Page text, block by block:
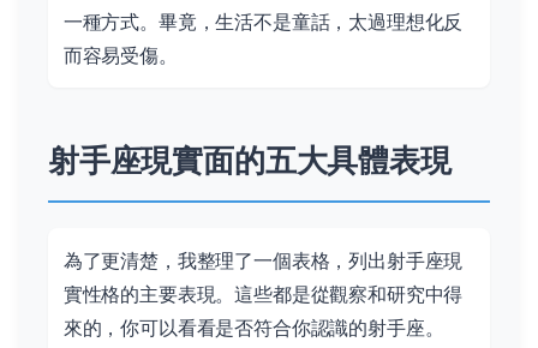
一種方式。畢竟，生活不是童話，太過理想化反
而容易受傷。
射手座現實面的五大具體表現
為了更清楚，我整理了一個表格，列出射手座現
實性格的主要表現。這些都是從觀察和研究中得
來的，你可以看看是否符合你認識的射手座。